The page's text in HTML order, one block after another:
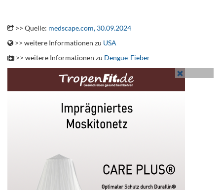
>> Quelle: medscape.com, 30.09.2024
>> weitere Informationen zu USA
>> weitere Informationen zu Dengue-Fieber